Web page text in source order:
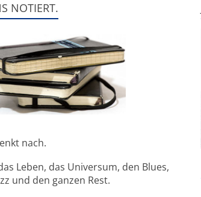
NOTIERT.
nach.
Leben, das Universum, den Blues,
und den ganzen Rest.